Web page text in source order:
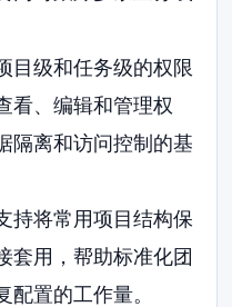
目级和任务级的权限
看、编辑和管理权
隔离和访问控制的基
持将常用项目结构保
套用，帮助标准化团
配置的工作量。